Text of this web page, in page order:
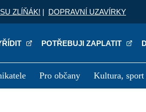
ZLÍŇÁK! | DOPRAVNÍ UZAVÍRKY
POTŘEBUJI ZAPLATIT
Pro občany Kultura, sport